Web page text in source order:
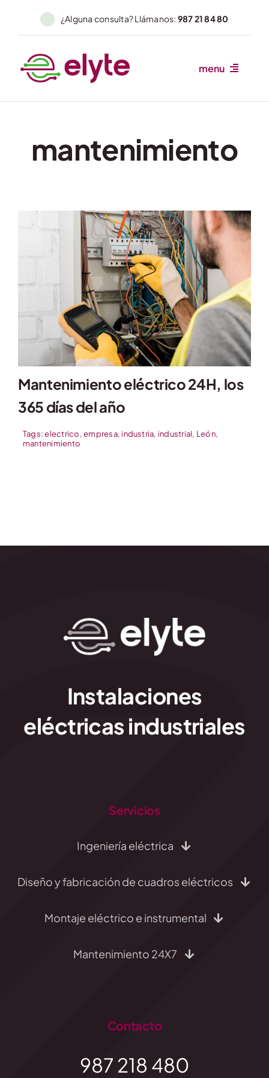
¿Alguna consulta? Llámanos: 987 21 84 80
menu
Servicios
Sectores
Novedades
Contacto
mantenimiento
Mantenimiento eléctrico 24H, los
365 días del año
Tags:electrico,empresa, industria, industrial, León,
mantenimiento
Instalaciones
eléctricas industriales
Servicios
Ingeniería eléctrica
Diseño y fabricación de cuadros eléctricos
Montaje eléctrico e instrumental
Mantenimiento 24X7
Contacto
987 218 480